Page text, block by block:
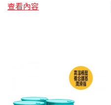
查看內容